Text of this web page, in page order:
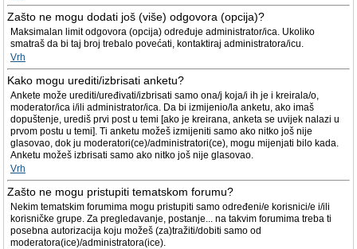
Zašto ne mogu dodati još (više) odgovora (opcija)?
Maksimalan limit odgovora (opcija) određuje administrator/ica. Ukoliko
smatraš da bi taj broj trebalo povećati, kontaktiraj administratora/icu.
Vrh
Kako mogu urediti/izbrisati anketu?
Ankete može urediti/uređivati/izbrisati samo ona/j koja/i ih je i kreirala/o,
moderator/ica i/ili administrator/ica. Da bi izmijenio/la anketu, ako imaš
dopuštenje, urediš prvi post u temi [ako je kreirana, anketa se uvijek nalazi u
prvom postu u temi]. Ti anketu možeš izmijeniti samo ako nitko još nije
glasovao, dok ju moderatori(ce)/administratori(ce), mogu mijenjati bilo kada.
Anketu možeš izbrisati samo ako nitko još nije glasovao.
Vrh
Zašto ne mogu pristupiti tematskom forumu?
Nekim tematskim forumima mogu pristupiti samo određeni/e korisnici/e i/ili
korisničke grupe. Za pregledavanje, postanje... na takvim forumima treba ti
posebna autorizacija koju možeš (za)tražiti/dobiti samo od
moderatora(ice)/administratora(ice).